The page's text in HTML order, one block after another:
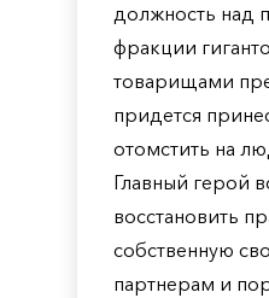
должность над
фракции
товарищами
придется
отомстить на
Главный герой
восстановить
собственную
партнерам и